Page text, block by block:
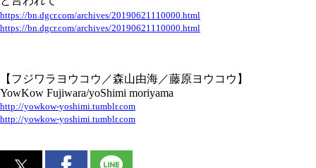
https://bn.dgcr.com/archives/20190621110000.html
https://bn.dgcr.com/archives/20190621110000.html
【フジワラヨウコウ／森山由海／藤原ヨウコウ】
YowKow Fujiwara/yoShimi moriyama
http://yowkow-yoshimi.tumblr.com
http://yowkow-yoshimi.tumblr.com